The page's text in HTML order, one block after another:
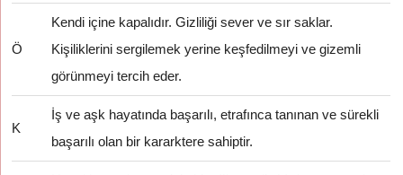
Ö
Kendi içine kapalıdır. Gizliliği sever ve sır saklar.
Kişiliklerini sergilemek yerine keşfedilmeyi ve gizemli
görünmeyi tercih eder.
K
İş ve aşk hayatında başarılı, etrafınca tanınan ve sürekli
başarılı olan bir kararktere sahiptir.